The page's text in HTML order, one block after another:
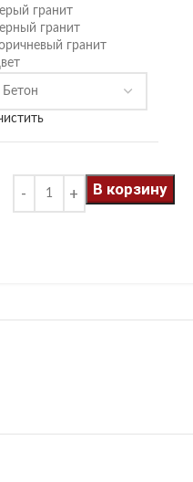
гранит
гранит
гранит
В корзину